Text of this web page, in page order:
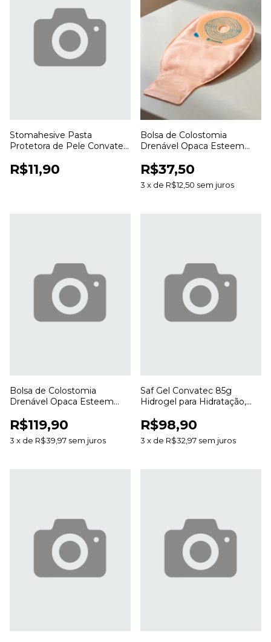
Stomahesive Pasta
Protetora de Pele Convatec
Estomias
R$11,90
Bolsa de Colostomia
Drenável Opaca Esteem
Estomias
R$37,50
3 x de R$12,50 sem juros
Bolsa de Colostomia
Drenável Opaca Esteem
Estomias
R$119,90
3 x de R$39,97 sem juros
Saf Gel Convatec 85g
Hidrogel para Hidratação,
de Feridas
R$98,90
3 x de R$32,97 sem juros